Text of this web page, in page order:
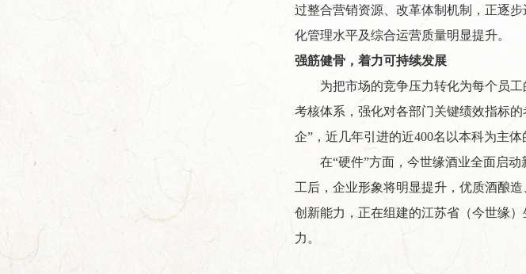
过整合营销资源、改革体制机制，正逐
化管理水平及综合运营质量明显提升。
强筋健骨，着力可持续发展
为把市场的竞争压力转化为每个员
考核体系，强化对各部门关键绩效指标
企”，近几年引进的近400名以本科为主
在“硬件”方面，今世缘酒业全面启
工后，企业形象将明显提升，优质酒酿
创新能力，正在组建的江苏省（今世缘
力。